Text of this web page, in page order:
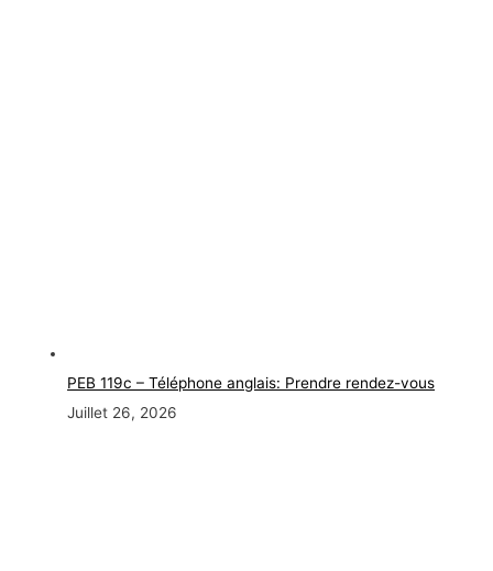
PEB 119c – Téléphone anglais: Prendre rendez-vous
Juillet 26, 2026